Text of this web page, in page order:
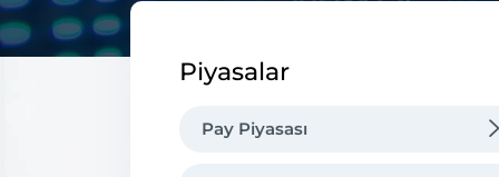
Piyasalar
Pay Piyasası